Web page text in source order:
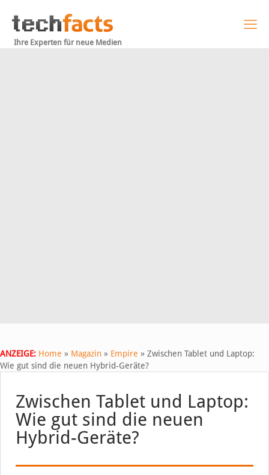
Ihre Experten für neue Medien
ANZEIGE: Home » Magazin » Empire » Zwischen Tablet und Laptop:
Wie gut sind die neuen Hybrid-Geräte?
Zwischen Tablet und Laptop:
Wie gut sind die neuen
Hybrid-Geräte?